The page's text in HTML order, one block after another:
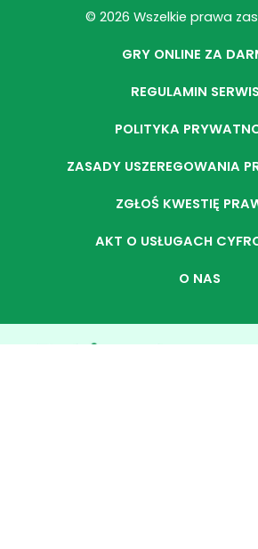
© 2026 Wszelkie prawa
GRY ONLINE ZA
REGULAMIN
POLITYKA
ZASADY USZEREGOWANIA
ZGŁOŚ KWESTIĘ
AKT O USŁUGACH
O NAS